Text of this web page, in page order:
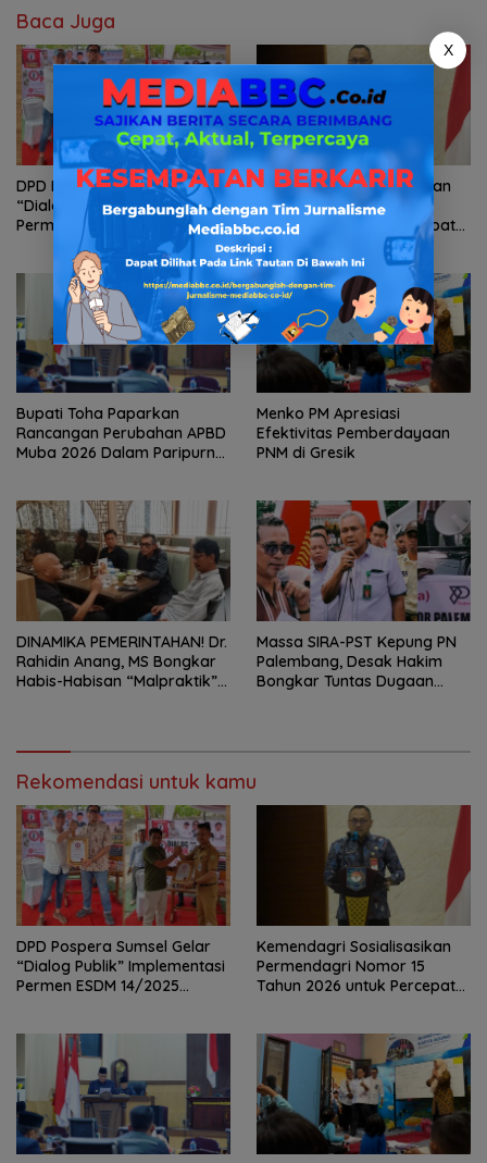
Baca Juga
DPD Pospera Sumsel Gelar
“Dialog Publik” Implementasi
Permen ESDM 14/2025
Dalam Pengolahan Sumur
Masyarakat Di Sumsel
Kemendagri Sosialisasikan
Permendagri Nomor 15
Tahun 2026 untuk Percepat
Penyerahan PSU Perumahan
kepada Pemerintah Daerah
Bupati Toha Paparkan
Rancangan Perubahan APBD
Muba 2026 Dalam Paripurna
Menko PM Apresiasi
Efektivitas Pemberdayaan
PNM di Gresik
DINAMIKA PEMERINTAHAN! Dr.
Rahidin Anang, MS Bongkar
Habis-Habisan “Malpraktik”
Massa SIRA-PST Kepung PN
Palembang, Desak Hakim
Bongkar Tuntas Dugaan
Rekomendasi untuk kamu
DPD Pospera Sumsel Gelar
“Dialog Publik” Implementasi
Permen ESDM 14/2025
Kemendagri Sosialisasikan
Permendagri Nomor 15
Tahun 2026 untuk Percepat
X